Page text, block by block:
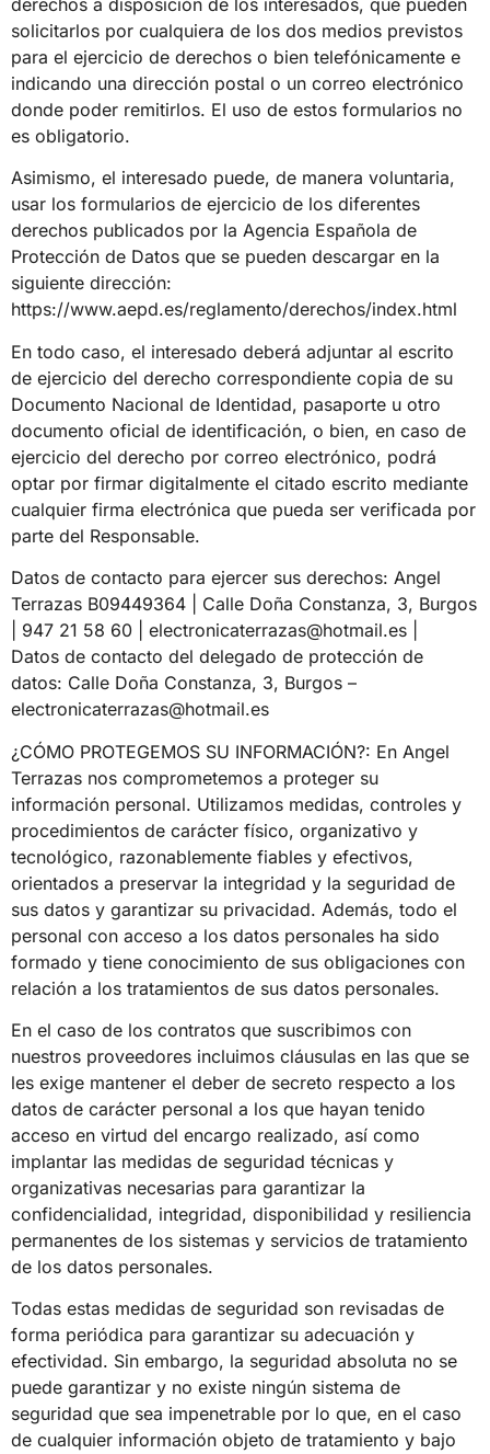
solicitarlos por cualquiera de los dos medios previstos
para el ejercicio de derechos o bien telefónicamente e
indicando una dirección postal o un correo electrónico
donde poder remitirlos. El uso de estos formularios no
es obligatorio.
Asimismo, el interesado puede, de manera voluntaria,
usar los formularios de ejercicio de los diferentes
derechos publicados por la Agencia Española de
Protección de Datos que se pueden descargar en la
siguiente dirección:
https://www.aepd.es/reglamento/derechos/index.html
En todo caso, el interesado deberá adjuntar al escrito
de ejercicio del derecho correspondiente copia de su
Documento Nacional de Identidad, pasaporte u otro
documento oficial de identificación, o bien, en caso de
ejercicio del derecho por correo electrónico, podrá
optar por firmar digitalmente el citado escrito mediante
cualquier firma electrónica que pueda ser verificada por
parte del Responsable.
Datos de contacto para ejercer sus derechos: Angel
Terrazas B09449364 | Calle Doña Constanza, 3, Burgos
| 947 21 58 60 | electronicaterrazas@hotmail.es |
Datos de contacto del delegado de protección de
datos: Calle Doña Constanza, 3, Burgos –
electronicaterrazas@hotmail.es
¿CÓMO PROTEGEMOS SU INFORMACIÓN?: En Angel
Terrazas nos comprometemos a proteger su
información personal. Utilizamos medidas, controles y
procedimientos de carácter físico, organizativo y
tecnológico, razonablemente fiables y efectivos,
orientados a preservar la integridad y la seguridad de
sus datos y garantizar su privacidad. Además, todo el
personal con acceso a los datos personales ha sido
formado y tiene conocimiento de sus obligaciones con
relación a los tratamientos de sus datos personales.
En el caso de los contratos que suscribimos con
nuestros proveedores incluimos cláusulas en las que se
les exige mantener el deber de secreto respecto a los
datos de carácter personal a los que hayan tenido
acceso en virtud del encargo realizado, así como
implantar las medidas de seguridad técnicas y
organizativas necesarias para garantizar la
confidencialidad, integridad, disponibilidad y resiliencia
permanentes de los sistemas y servicios de tratamiento
de los datos personales.
Todas estas medidas de seguridad son revisadas de
forma periódica para garantizar su adecuación y
efectividad. Sin embargo, la seguridad absoluta no se
puede garantizar y no existe ningún sistema de
seguridad que sea impenetrable por lo que, en el caso
de cualquier información objeto de tratamiento y bajo